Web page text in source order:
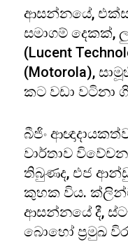
ආසන්නයේ,
සමාගම්
(Lucent
(Motorola),
කට වඩා වටිනා
බීජිං
වාර්තාව
තිබුණද, එජ
කුහක විය.
ආසන්නයේ දී,
බොහෝ ප්‍රමුඛ